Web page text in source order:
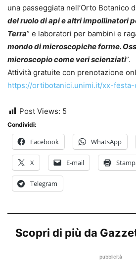
una passeggiata nell’Orto Botanico
del ruolo di api e altri impollinatori
Terra” e laboratori per bambini e
mondo di microscopiche forme.
microscopio come veri scienziati”.
Attività gratuite con prenotazione
https://ortibotanici.unimi.it/xx-
Post Views: 5
Condividi:
Facebook WhatsApp
X E-mail
Telegram
Scopri di più da
pubblicità